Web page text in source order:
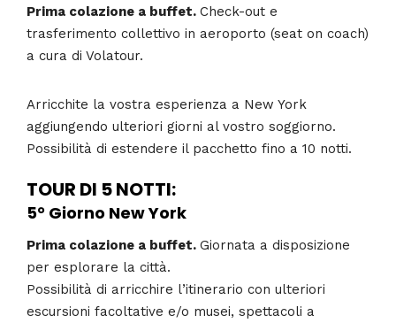
Prima colazione a buffet. Check-out e
trasferimento collettivo in aeroporto (seat on coach)
a cura di Volatour.
Arricchite la vostra esperienza a New York
aggiungendo ulteriori giorni al vostro soggiorno.
Possibilità di estendere il pacchetto fino a 10 notti.
TOUR DI 5 NOTTI:
5° Giorno New York
Prima colazione a buffet. Giornata a disposizione
per esplorare la città.
Possibilità di arricchire l’itinerario con ulteriori
escursioni facoltative e/o musei, spettacoli a